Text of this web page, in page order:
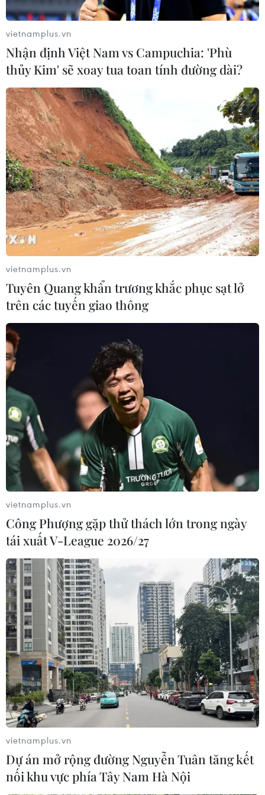
vietnamplus.vn
Nhận định Việt Nam vs Campuchia: 'Phù
thủy Kim' sẽ xoay tua toan tính đường dài?
vietnamplus.vn
Tuyên Quang khẩn trương khắc phục sạt lở
trên các tuyến giao thông
vietnamplus.vn
Công Phượng gặp thử thách lớn trong ngày
tái xuất V-League 2026/27
vietnamplus.vn
Dự án mở rộng đường Nguyễn Tuân tăng kết
nối khu vực phía Tây Nam Hà Nội